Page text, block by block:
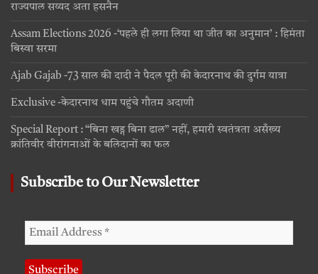
राज्यपाल सय्यद अता हसनैन
Assam Elections 2026 -‘पहले ही लगा लिया था जीत का अनुमान’ : हिमंता
बिस्वा सरमा
Ajab Gajab -73 साल की दादी ने पैदल पूरी की केदारनाथ की दुर्गम यात्रा
Exclusive -केदारनाथ धाम पहुंचे गौतम अदाणी
Special Report : “बिना खड्ग बिना ढाल” नहीं, हमारी स्वतंत्रता असँख्य
क्रांतिवीर वीरांगनाओं के बलिदानों का फल
Subscribe to Our Newsletter